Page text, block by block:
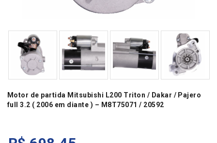
Motor de partida Mitsubishi L200 Triton / Dakar / Pajero
full 3.2 ( 2006 em diante ) – M8T75071 / 20592